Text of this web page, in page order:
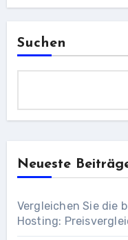
Suchen
Neueste
Vergleichen Sie die
Hosting: